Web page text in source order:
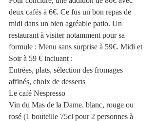
deux cafés à 6€. Ce fus un bon repas de
midi dans un bien agréable patio. Un
restaurant à visiter notamment pour sa
formule : Menu sans surprise à 59€. Midi et
Soir à 59 € incluant :
Entrées, plats, sélection des fromages
affinés, choix de desserts
Le café Nespresso
Vin du Mas de la Dame, blanc, rouge ou
rosé (1 bouteille 75cl pour 2 personnes à